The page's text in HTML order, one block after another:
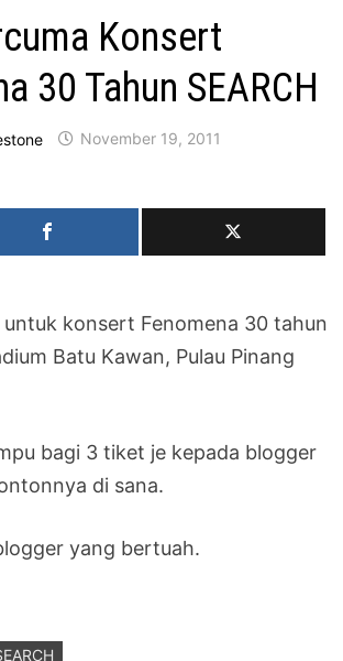
Konsert
30 Tahun SEARCH
November 19, 2011
konsert Fenomena 30 tahun
Batu Kawan, Pulau Pinang
bagi 3 tiket je kepada blogger
di sana.
yang bertuah.